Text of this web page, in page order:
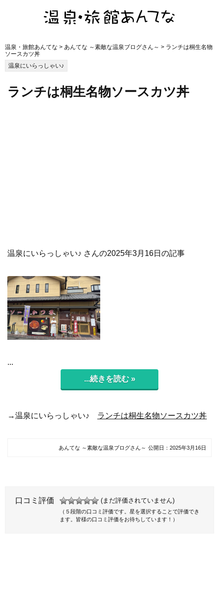
温泉・旅館あんてな > あんてな ～素敵な温泉ブログさん～ > ランチは桐生名物
ソースカツ丼
温泉にいらっしゃい♪
ランチは桐生名物ソースカツ丼
温泉にいらっしゃい♪ さんの2025年3月16日の記事
...
...続きを読む »
→温泉にいらっしゃい♪ ランチは桐生名物ソースカツ丼
あんてな ～素敵な温泉ブログさん～ 公開日： 2025年3月16日
口コミ評価 (まだ評価されていません)
（５段階の口コミ評価です。星を選択することで評価でき
ます。皆様の口コミ評価をお待ちしています！）